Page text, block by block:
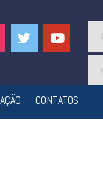
CONTATOS